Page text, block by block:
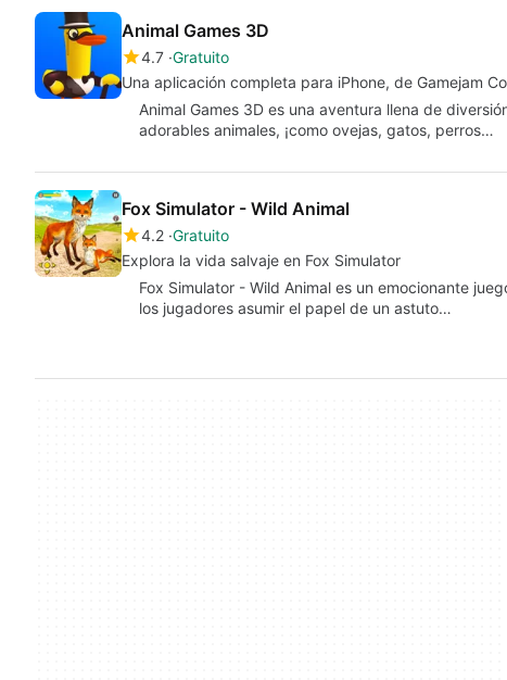
Animal Games 3D
4.7 Gratuito
Una aplicación completa para iPhone, de Gamejam
Animal Games 3D es una aventura llena de
adorables animales, ¡como ovejas, gatos, perros…
Fox Simulator - Wild Animal
4.2 Gratuito
Explora la vida salvaje en Fox Simulator
Fox Simulator - Wild Animal es un emocionante
los jugadores asumir el papel de un astuto…